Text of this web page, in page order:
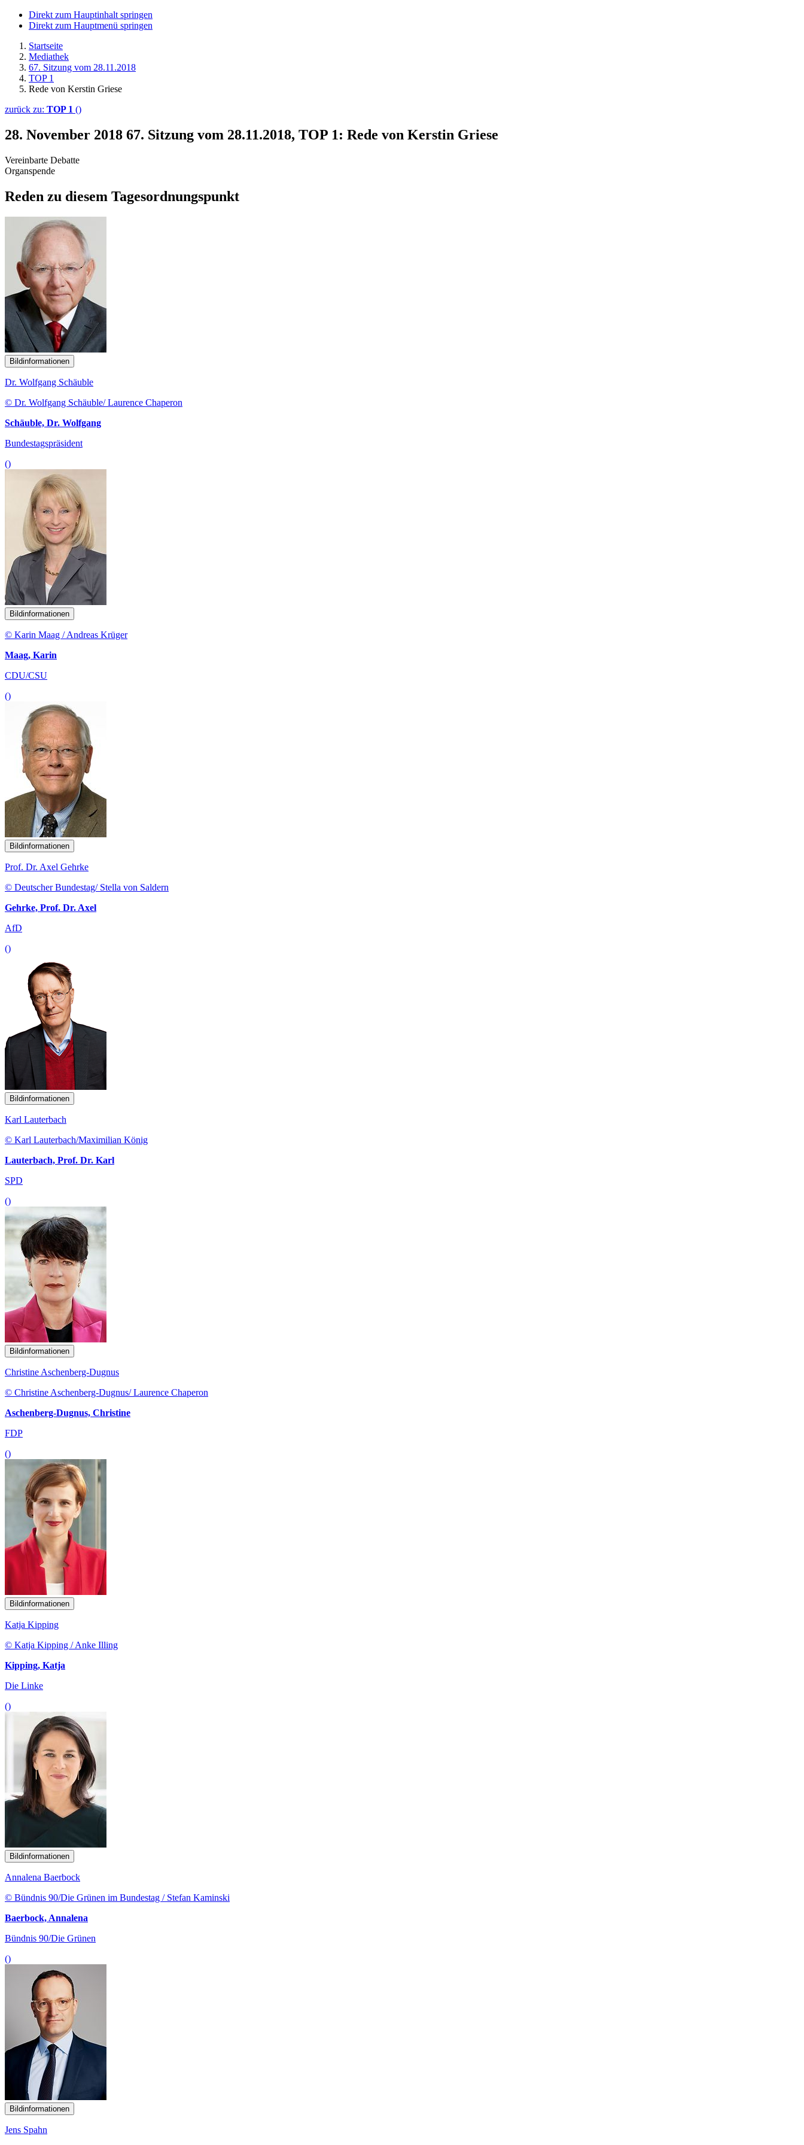
Direkt zum Hauptinhalt springen
Direkt zum Hauptmenü springen
Startseite
Mediathek
67. Sitzung vom 28.11.2018
TOP 1
Rede von Kerstin Griese
zurück zu: TOP 1 ()
28. November 2018 67. Sitzung vom 28.11.2018, TOP 1: Rede von Kerstin Griese
Vereinbarte Debatte
Organspende
Reden zu diesem Tagesordnungspunkt
Bildinformationen
Dr. Wolfgang Schäuble
© Dr. Wolfgang Schäuble/ Laurence Chaperon
Schäuble, Dr. Wolfgang
Bundestagspräsident
()
Bildinformationen
© Karin Maag / Andreas Krüger
Maag, Karin
CDU/CSU
()
Bildinformationen
Prof. Dr. Axel Gehrke
© Deutscher Bundestag/ Stella von Saldern
Gehrke, Prof. Dr. Axel
AfD
()
Bildinformationen
Karl Lauterbach
© Karl Lauterbach/Maximilian König
Lauterbach, Prof. Dr. Karl
SPD
()
Bildinformationen
Christine Aschenberg-Dugnus
© Christine Aschenberg-Dugnus/ Laurence Chaperon
Aschenberg-Dugnus, Christine
FDP
()
Bildinformationen
Katja Kipping
© Katja Kipping / Anke Illing
Kipping, Katja
Die Linke
()
Bildinformationen
Annalena Baerbock
© Bündnis 90/Die Grünen im Bundestag / Stefan Kaminski
Baerbock, Annalena
Bündnis 90/Die Grünen
()
Bildinformationen
Jens Spahn